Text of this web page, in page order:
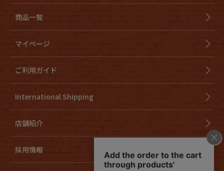
商品一覧
マイページ
ご利用ガイド
International Shipping
店舗紹介
採用情報